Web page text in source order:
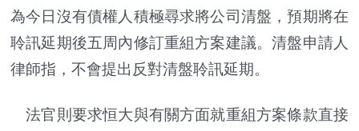
為今日沒有債權人積極尋求將公司清盤，預期將在
聆訊延期後五周內修訂重組方案建議。清盤申請人
律師指，不會提出反對清盤聆訊延期。
法官則要求恒大與有關方面就重組方案條款直接